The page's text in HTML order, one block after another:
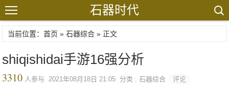
石器时代
当前位置：首页 »石器综合 » 正文
shiqishidai手游16强分析
3310 人参与 2021年08月18日 21:05 分类 : 石器综合 评论